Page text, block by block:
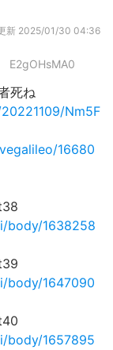
新 2025/01/30 04:36
E2gOHsMA0
死ね
Nm5F
16680
body/1638258
body/1647090
body/1657895